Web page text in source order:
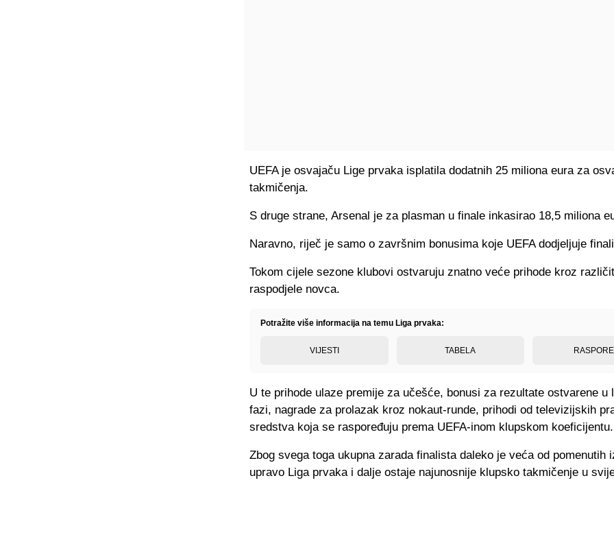
UEFA je osvajaču Lige prvaka isplatila dodatnih 25 miliona eura za
takmičenja.
S druge strane, Arsenal je za plasman u finale inkasirao 18,5 miliona
Naravno, riječ je samo o završnim bonusima koje UEFA dodjeljuje
Tokom cijele sezone klubovi ostvaruju znatno veće prihode kroz
raspodjele novca.
Potražite više informacija na temu Liga prvaka:
VIJESTI TABELA
U te prihode ulaze premije za učešće, bonusi za rezultate ostvarene u
fazi, nagrade za prolazak kroz nokaut-runde, prihodi od televizijskih
sredstva koja se raspoređuju prema UEFA-inom klupskom koeficijentu.
Zbog svega toga ukupna zarada finalista daleko je veća od pomenutih
upravo Liga prvaka i dalje ostaje najunosnije klupsko takmičenje u